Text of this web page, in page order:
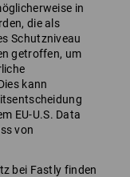
in
die als
Schutzniveau
getroffen, um
kann
EU-U.S. Data
von
bei Fastly finden